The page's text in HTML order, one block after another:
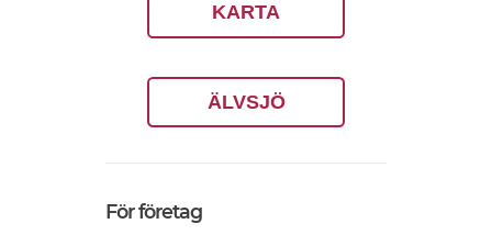
KARTA
ÄLVSJÖ
För företag